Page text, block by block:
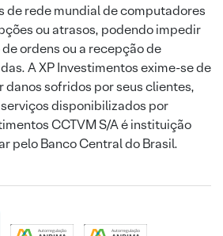
de rede mundial de computadores
ou atrasos, podendo impedir
ordens ou a recepção de
A XP Investimentos exime-se de
sofridos por seus clientes,
disponibilizados por
CCTVM S/A é instituição
pelo Banco Central do Brasil.